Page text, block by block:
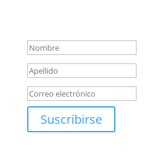
Suscribirse